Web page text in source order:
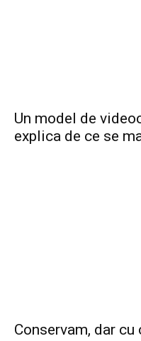
Un model de
explica de ce se
Conservam, dar cu